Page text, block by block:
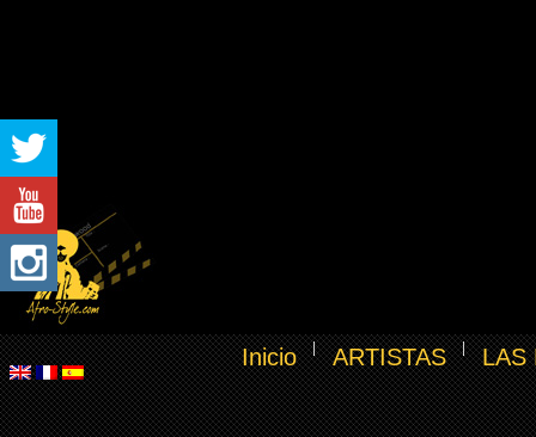
Inicio ARTISTAS LAS